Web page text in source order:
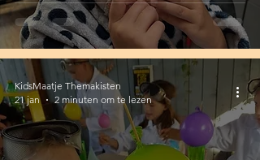
KidsMaatje Themakisten
21 jan
2 minuten om te lezen